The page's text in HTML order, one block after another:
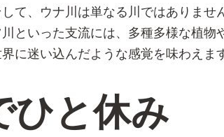
て、ウナ川は単なる川ではありませ
といった支流には、多種多様な植物
に迷い込んだような感覚を味わえます
ひと休み